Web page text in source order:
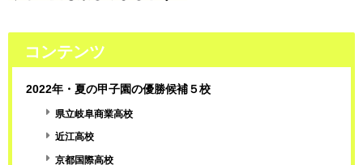
コンテンツ
2022年・夏の甲子園の優勝候補５校
県立岐阜商業高校
近江高校
京都国際高校